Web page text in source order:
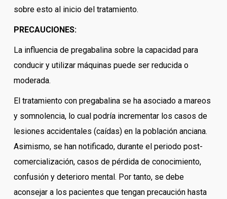
sobre esto al inicio del tratamiento.
PRECAUCIONES:
La influencia de pregabalina sobre la capacidad para
conducir y utilizar máquinas puede ser reducida o
moderada.
El tratamiento con pregabalina se ha asociado a mareos
y somnolencia, lo cual podría incrementar los casos de
lesiones accidentales (caídas) en la población anciana.
Asimismo, se han notificado, durante el periodo post-
comercialización, casos de pérdida de conocimiento,
confusión y deterioro mental. Por tanto, se debe
aconsejar a los pacientes que tengan precaución hasta